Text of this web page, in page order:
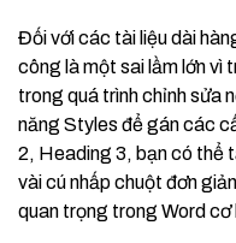
Đối với các tài liệu dài
công là một sai lầm lớn vì
trong quá trình chỉnh sửa
năng Styles để gán các
2, Heading 3, bạn có thể
vài cú nhấp chuột đơn
quan trọng trong Word cơ